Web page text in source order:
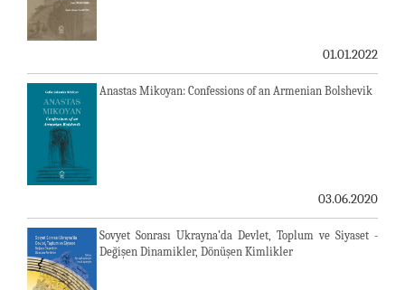
01.01.2022
Anastas Mikoyan: Confessions of an Armenian Bolshevik
03.06.2020
Sovyet Sonrası Ukrayna’da Devlet, Toplum ve Siyaset -
Değişen Dinamikler, Dönüşen Kimlikler